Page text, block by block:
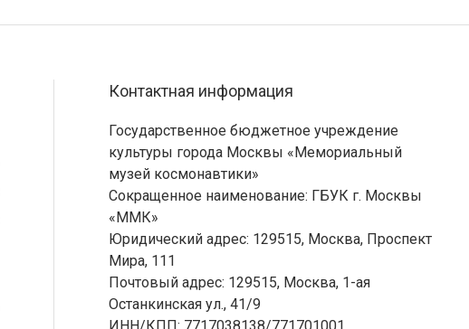
Контактная информация
Государственное бюджетное учреждение
культуры города Москвы «Мемориальный
музей космонавтики»
Сокращенное наименование: ГБУК г. Москвы
«ММК»
Юридический адрес: 129515, Москва, Проспект
Мира, 111
Почтовый адрес: 129515, Москва, 1-ая
Останкинская ул., 41/9